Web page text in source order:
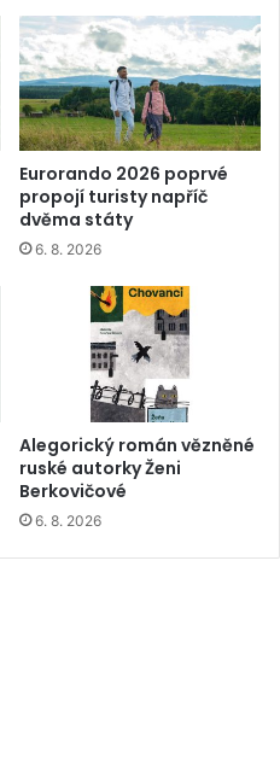
Eurorando 2026 poprvé
propojí turisty napříč
dvěma státy
6. 8. 2026
Alegorický román vězněné
ruské autorky Ženi
Berkovičové
6. 8. 2026